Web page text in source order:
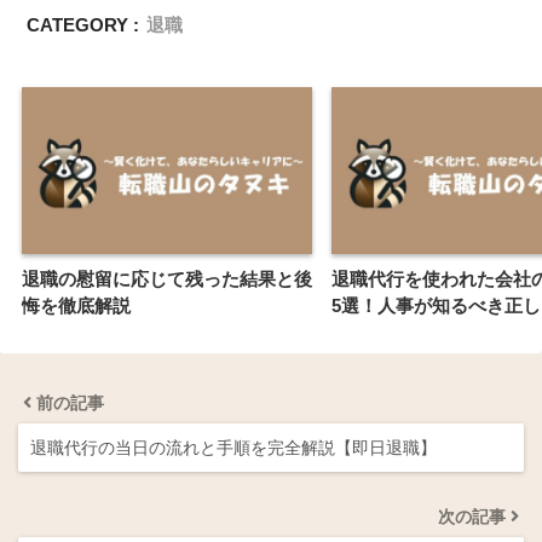
CATEGORY : 退職
退職の慰留に応じて残った結果と後
悔を徹底解説
退職代行を使われた会社
5選！人事が知るべき正
前の記事
退職代行の当日の流れと手順を完全解説【即日退職】
次の記事